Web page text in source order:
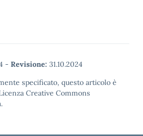
- Revisione: 31.10.2024
specificato, questo articolo è
Creative Commons